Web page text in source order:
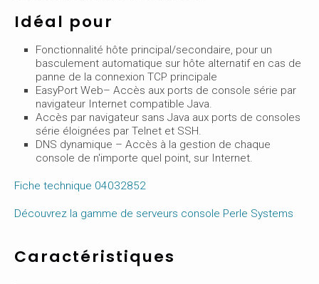
Idéal pour
Fonctionnalité hôte principal/secondaire, pour un
basculement automatique sur hôte alternatif en cas de
panne de la connexion TCP principale
EasyPort Web– Accès aux ports de console série par
navigateur Internet compatible Java.
Accès par navigateur sans Java aux ports de consoles
série éloignées par Telnet et SSH.
DNS dynamique – Accès à la gestion de chaque
console de n'importe quel point, sur Internet.
Fiche technique 04032852
Découvrez la gamme de serveurs console Perle Systems
Caractéristiques